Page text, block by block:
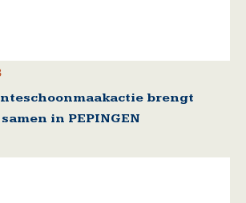
brengt
in PEPINGEN